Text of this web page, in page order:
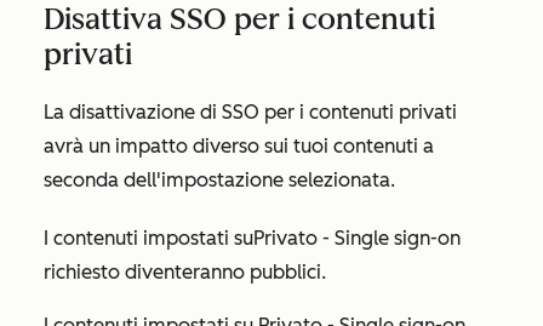
Disattiva SSO per i contenuti
privati
La disattivazione di SSO per i contenuti privati
avrà un impatto diverso sui tuoi contenuti a
seconda dell'impostazione selezionata.
I contenuti impostati suPrivato - Single sign-on
richiesto diventeranno pubblici.